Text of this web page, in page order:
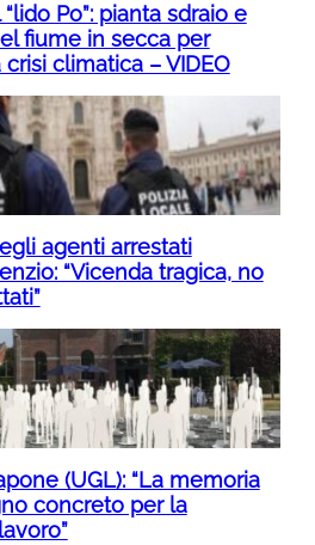
Po”: pianta sdraio e
fiume in secca per
climatica – VIDEO
agenti arrestati
“Vicenda tragica, no
(UGL): “La memoria
concreto per la